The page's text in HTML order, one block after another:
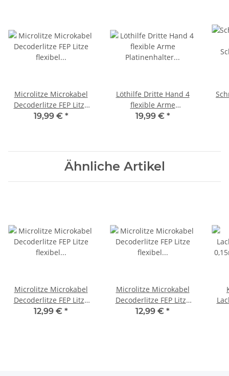
Microlitze Microkabel
Decoderlitze FEP Litze
flexibel 0,014mm² 36
19,99 € *
Löthilfe Dritte Hand 4
flexible Arme
Platinenhalter
19,99 € *
Ähnliche Artikel
Microlitze Microkabel
Decoderlitze FEP Litze
flexibel 0,014mm² 2x
12,99 € *
Microlitze Microkabel
Decoderlitze FEP Litze
flexibel 0,014mm²
12,99 € *